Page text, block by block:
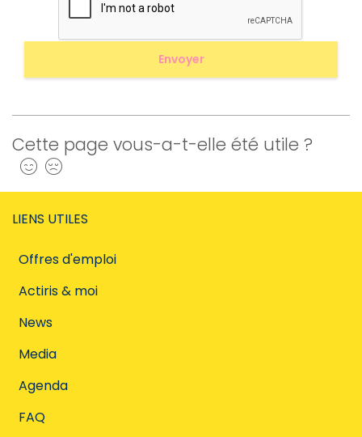
Cette page vous-a-t-elle été utile ?
Oui
LIENS UTILES
Offres d'emploi
Actiris & moi
News
Media
Agenda
FAQ